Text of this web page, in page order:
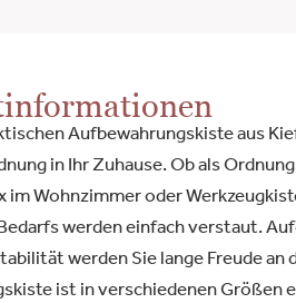
Aufbewahrungskiste aus
in Ihr Zuhause. Ob als
im Wohnzimmer oder
werden einfach verstaut.
werden Sie lange Freude an
ist in verschiedenen Größen